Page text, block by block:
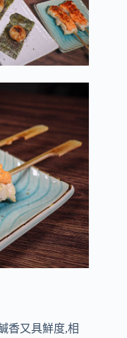
香又具鮮度,相